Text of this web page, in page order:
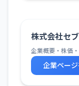
株式会社セ
企業概要・株価
企業ペー